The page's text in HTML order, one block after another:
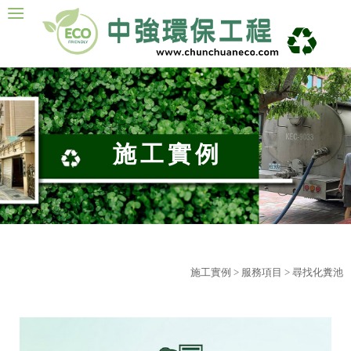
施工實例
施工實例 > 服務項目 > 尋找化糞池